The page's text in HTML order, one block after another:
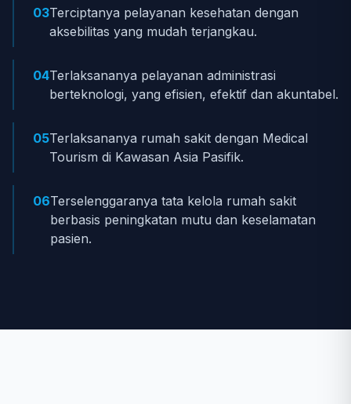
03Terciptanya pelayanan kesehatan dengan
aksebilitas yang mudah terjangkau.
04Terlaksananya pelayanan administrasi
berteknologi, yang efisien, efektif dan akuntabel.
05Terlaksananya rumah sakit dengan Medical
Tourism di Kawasan Asia Pasifik.
06Terselenggaranya tata kelola rumah sakit
berbasis peningkatan mutu dan keselamatan
pasien.